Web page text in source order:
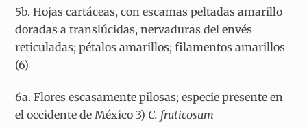
5b. Hojas cartáceas, con escamas peltadas amarillo
doradas a translúcidas, nervaduras del envés
reticuladas; pétalos amarillos; filamentos amarillos
(6)
6a. Flores escasamente pilosas; especie presente en
el occidente de México 3) C. fruticosum